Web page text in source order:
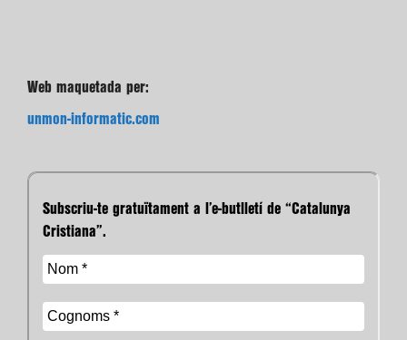
Web maquetada per:
unmon-informatic.com
Subscriu-te gratuïtament a l’e-butlletí de “Catalunya
Cristiana”.